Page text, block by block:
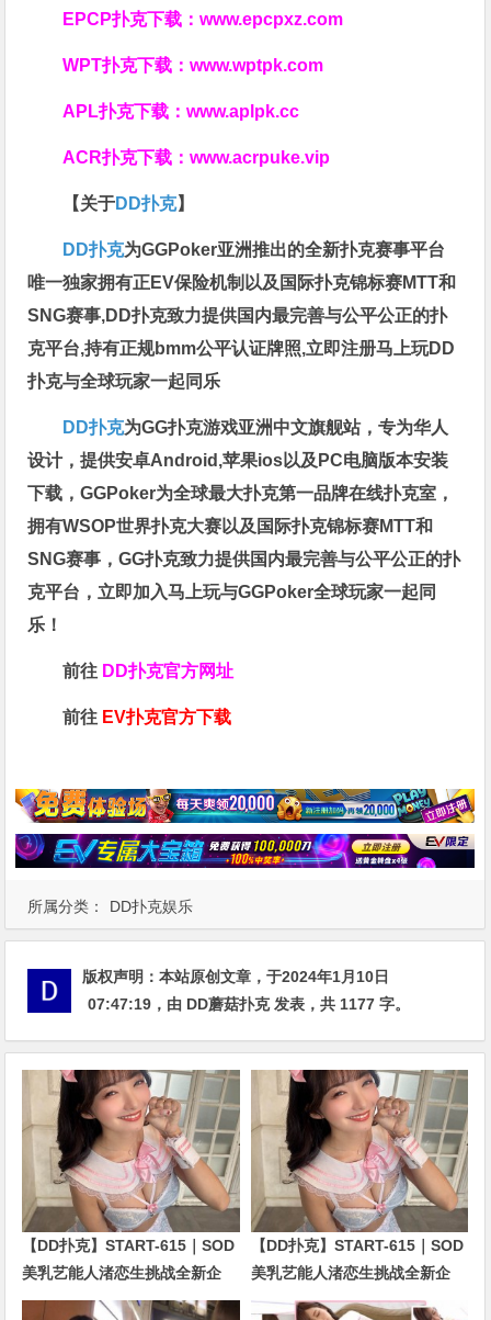
所属分类： DD扑克娱乐
EPCP扑克下载：www.epcpxz.com
WPT扑克下载：www.wptpk.com
APL扑克下载：www.aplpk.cc
ACR扑克下载：www.acrpuke.vip
【关于DD扑克】
DD扑克为GGPoker亚洲推出的全新扑克赛事平台
唯一独家拥有正EV保险机制以及国际扑克锦标赛MTT和
SNG赛事,DD扑克致力提供国内最完善与公平公正的扑
克平台,持有正规bmm公平认证牌照,立即注册马上玩DD
扑克与全球玩家一起同乐
DD扑克为GG扑克游戏亚洲中文旗舰站，专为华人
设计，提供安卓Android,苹果ios以及PC电脑版本安装
下载，GGPoker为全球最大扑克第一品牌在线扑克室，
拥有WSOP世界扑克大赛以及国际扑克锦标赛MTT和
SNG赛事，GG扑克致力提供国内最完善与公平公正的扑
克平台，立即加入马上玩与GGPoker全球玩家一起同
乐！
前往 DD扑克官方网址
前往 EV扑克官方下载
版权声明：本站原创文章，于2024年1月10日
07:47:19 ，由 DD蘑菇扑克发表，共 1177 字。
【DD扑克】START-615｜SOD
美乳艺能人渚恋生挑战全新企
划！剧情全面升级引发关注
【DD扑克】START-615｜SOD
美乳艺能人渚恋生挑战全新企
划！剧情全面升级引发关注